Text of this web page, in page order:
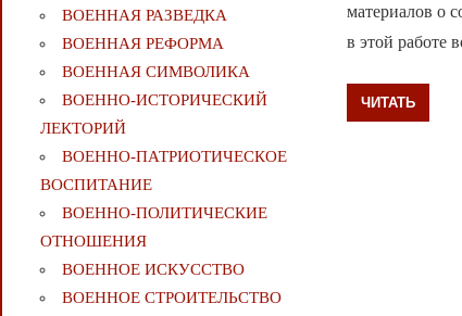
материалов о
в этой работе
ЧИТАТЬ
ВОЕННАЯ РАЗВЕДКА
ВОЕННАЯ РЕФОРМА
ВОЕННАЯ СИМВОЛИКА
ВОЕННО-ИСТОРИЧЕСКИЙ
ЛЕКТОРИЙ
ВОЕННО-ПАТРИОТИЧЕСКОЕ
ВОСПИТАНИЕ
ВОЕННО-ПОЛИТИЧЕСКИE
ОТНОШЕНИЯ
ВОЕННОЕ ИСКУССТВО
ВОЕННОЕ СТРОИТЕЛЬСТВО